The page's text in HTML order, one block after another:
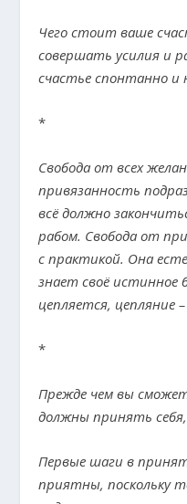
Чего стоит ваше
совершать усилия и
счастье спонтанно и
*
Свобода от всех
привязанность
всё должно
рабом. Свобода от
с практикой. Она
знает своё истинное
цепляется, цепляние
*
Прежде чем вы
должны принять
Первые шаги в
приятны, поскольку